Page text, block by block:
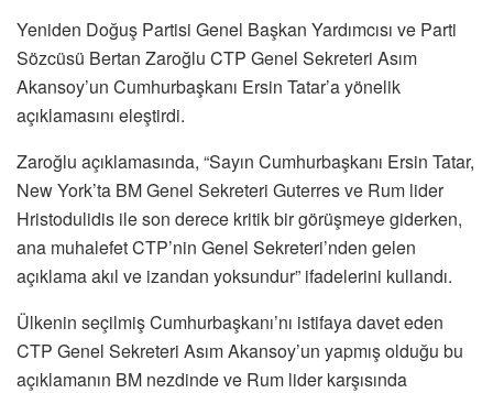
Yeniden Doğuş Partisi Genel Başkan Yardımcısı ve Parti
Sözcüsü Bertan Zaroğlu CTP Genel Sekreteri Asım
Akansoy’un Cumhurbaşkanı Ersin Tatar’a yönelik
açıklamasını eleştirdi.
Zaroğlu açıklamasında, “Sayın Cumhurbaşkanı Ersin Tatar,
New York’ta BM Genel Sekreteri Guterres ve Rum lider
Hristodulidis ile son derece kritik bir görüşmeye giderken,
ana muhalefet CTP’nin Genel Sekreteri’nden gelen
açıklama akıl ve izandan yoksundur” ifadelerini kullandı.
Ülkenin seçilmiş Cumhurbaşkanı’nı istifaya davet eden
CTP Genel Sekreteri Asım Akansoy’un yapmış olduğu bu
açıklamanın BM nezdinde ve Rum lider karşısında